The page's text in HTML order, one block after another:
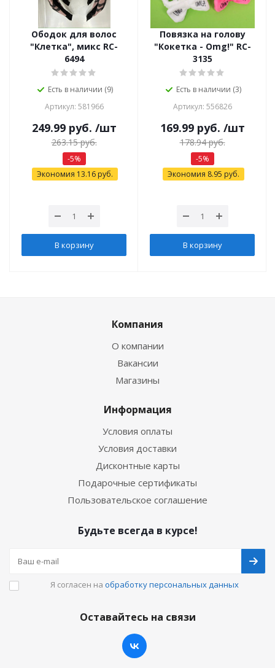
Ободок для волос
"Клетка", микс RC-
6494
Есть в наличии (9)
Артикул: 581966
249.99руб. /шт
263.15руб.
-5%
Экономия 13.16 руб.
В корзину
Повязка на голову
"Кокетка - Omg!" RC-
3135
Есть в наличии (3)
Артикул: 556826
169.99руб. /шт
178.94руб.
-5%
Экономия 8.95 руб.
В корзину
Компания
О компании
Вакансии
Магазины
Информация
Условия оплаты
Условия доставки
Дисконтные карты
Подарочные сертификаты
Пользовательское соглашение
Будьте всегда в курсе!
Я согласен на обработку персональных данных
Оставайтесь на связи